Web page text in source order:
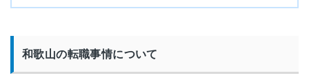
和歌山の転職事情について